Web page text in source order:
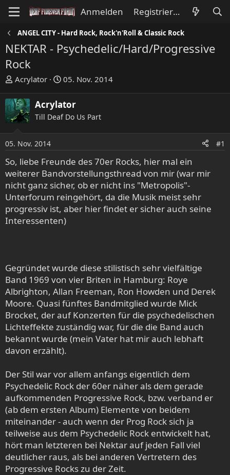
Anmelden Registrieren
ANGEL CITY - Hard Rock, Rock'n'Roll & Classic Rock
NEKTAR - Psychedelic/Hard/Progressive
Rock
E
s
t
e
l
r
Acrylator
E
s
t
e
l
a
m
05. Nov. 2014
Acrylator
Till Deaf Do Us Part
05. Nov. 2014 #1
So, liebe Freunde des 70er Rocks, hier mal ein
weiterer Bandvorstellungsthread von mir (war mir
nicht ganz sicher, ob er nicht ins "Metropolis"-
Unterforum reingehört, da die Musik meist sehr
progressiv ist, aber hier findet er sicher auch seine
Interessenten)
Gegründet wurde diese stilistisch sehr vielfältige
Band 1969 von vier Briten in Hamburg: Roye
Albrighton, Allan Freeman, Ron Howden und Derek
Moore. Quasi fünftes Bandmitglied wurde Mick
Brocket, der auf Konzerten für die psychedelischen
Lichteffekte zuständig war, für die die Band auch
bekannt wurde (mein Vater hat mir auch lebhaft
davon erzählt).
Der Stil war vor allem anfangs eigentlich dem
Psychedelic Rock der 60er näher als dem gerade
aufkommenden Progressive Rock, bzw. verband er
(ab dem ersten Album) Elemente von beidem
miteinander - auch wenn der Prog Rock sich ja
teilweise aus dem Psychedelic Rock entwickelt hat,
hört man letzteren bei Nektar auf jeden Fall viel
deutlicher raus, als bei anderen Vertretern des
Progressive Rocks zu der Zeit.